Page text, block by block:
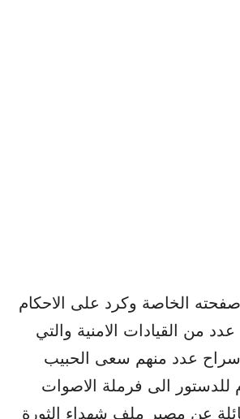
الخاصة وكرد على الاحكام
من القيادات الامنية والتي
عدد منهم سعى الحبيب
للدستور الى فرملة الاصوات
عن مصير ملف شهداء الثورة